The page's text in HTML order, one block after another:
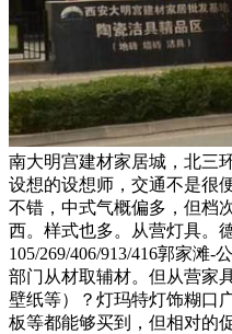
南大明宫建材家居城，北三
设想的设想师，交通不是很
不错，中式气概偏多，但档
西。样式也多。从营灯具。
105/269/406/913/416郭家滩
部门从材取辅材。但从营家
壁纸等）？灯玛特灯饰糊口
板等都能够买到，但相对的